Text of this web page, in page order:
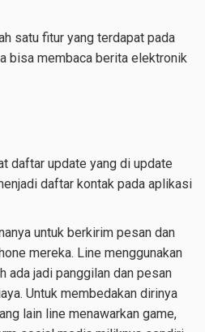
satu fitur yang terdapat pada
bisa membaca berita elektronik
daftar update yang di update
daftar kontak pada aplikasi
untuk berkirim pesan dan
mereka. Line menggunakan
ada jadi panggilan dan pesan
Untuk membedakan dirinya
lain line menawarkan game,